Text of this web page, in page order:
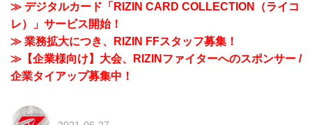
≫ デジタルカード「RIZIN CARD COLLECTION（ライコ
レ）」サービス開始！
≫ 業務拡大につき、RIZIN FFスタッフ募集！
≫【企業様向け】大会、RIZINファイターへのスポンサー /
企業タイアップ募集中！